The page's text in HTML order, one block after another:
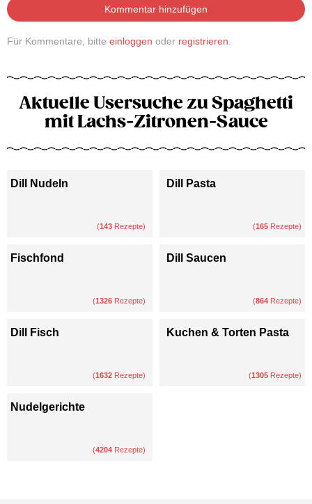
Kommentar hinzufügen
Für Kommentare, bitte einloggen oder registrieren.
Aktuelle Usersuche zu Spaghetti
mit Lachs-Zitronen-Sauce
Dill Nudeln
(143 Rezepte)
Dill Pasta
(165 Rezepte)
Fischfond
(1326 Rezepte)
Dill Saucen
(864 Rezepte)
Dill Fisch
(1632 Rezepte)
Kuchen & Torten Pasta
(1305 Rezepte)
Nudelgerichte
(4204 Rezepte)